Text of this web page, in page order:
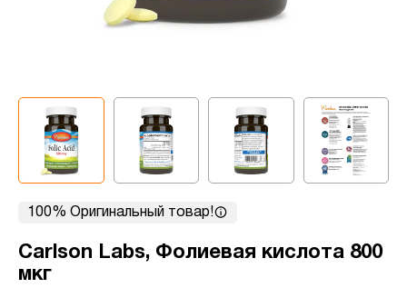
100% Оригинальный товар!
Carlson Labs, Фолиевая кислота 800
мкг